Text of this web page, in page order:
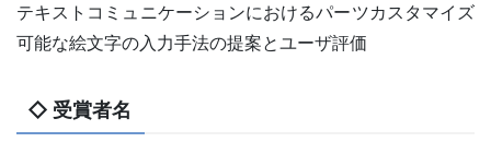
テキストコミュニケーションにおけるパーツカスタマイズ
可能な絵文字の入力手法の提案とユーザ評価
◇ 受賞者名